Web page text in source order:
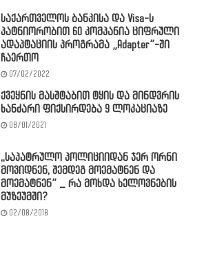
საქართველოს ბანკისა და Visa-ს
პატნიორობით 60 კომპანია ციფრული
ადაპტაციის პროგრამა „Adapter”-ში
ჩაერთო
07/02/2022
ქვეყნის მასშტაბით ტყის და მინდვრის
ხანძარი ფიქსირდება 9 ლოკაციაზე
08/01/2021
,,საპატრულო პოლიციიდან ჯერ ორნი
მოვიდნენ, შემდეგ მოემატნენ და
მოემატნენ” _ რა მოხდა ხელოვნების
მუზეუმში?
02/08/2018